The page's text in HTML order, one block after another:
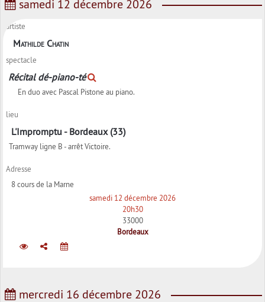
samedi 12 décembre 2026
artiste
Mathilde Chatin
spectacle
Récital dé-piano-té
En duo avec Pascal Pistone au piano.
lieu
L'Impromptu - Bordeaux (33)
Tramway ligne B - arrêt Victoire.
Adresse
8 cours de la Marne
samedi 12 décembre 2026
20h30
33000
Bordeaux
mercredi 16 décembre 2026